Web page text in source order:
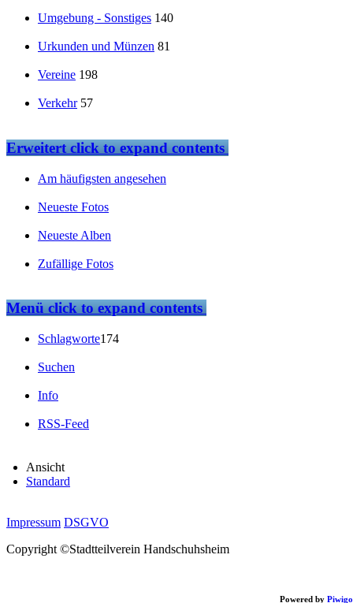
Powered by Piwigo
Umgebung - Sonstiges 140
Urkunden und Münzen 81
Vereine 198
Verkehr 57
Erweitertclick to expand contents
Am häufigsten angesehen
Neueste Fotos
Neueste Alben
Zufällige Fotos
Menüclick to expand contents
Schlagworte174
Suchen
Info
RSS-Feed
Ansicht
Standard
Impressum DSGVO
Copyright ©Stadtteilverein Handschuhsheim